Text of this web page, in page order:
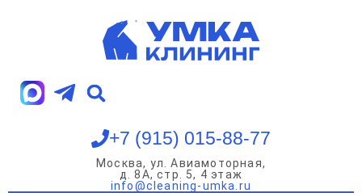
+7 (915) 015-88-77
Москва, ул. Авиамоторная,
д. 8А, стр. 5, 4 этаж
info@cleaning-umka.ru